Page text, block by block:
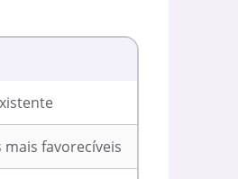
favorecíveis